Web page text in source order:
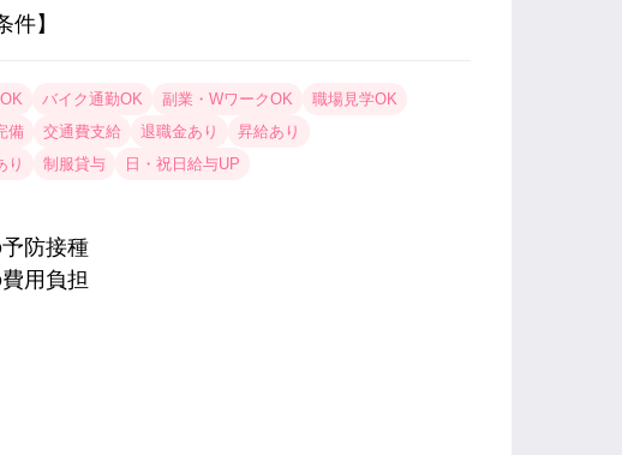
件】
バイク通勤OK 副業・WワークOK
職場見学OK
備 交通費支給 退職金あり
昇給あり
り 制服貸与 日・祝日給与UP
防接種
用負担